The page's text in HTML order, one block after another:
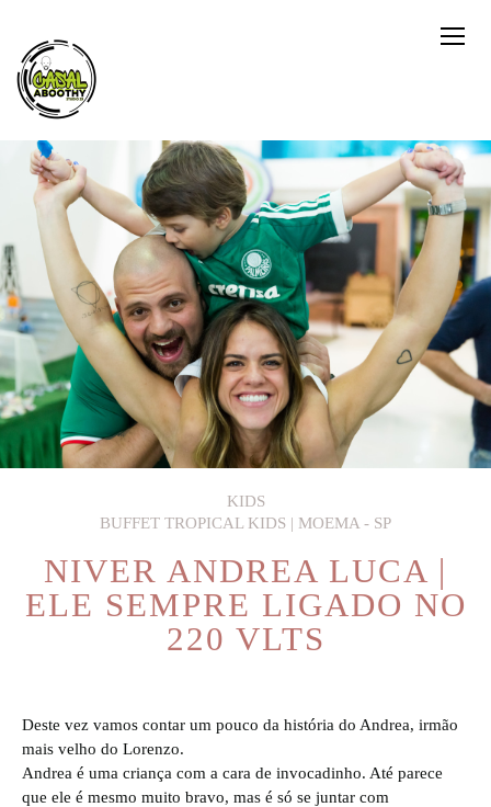
KIDS
BUFFET TROPICAL KIDS | MOEMA - SP
NIVER ANDREA LUCA |
ELE SEMPRE LIGADO NO
220 VLTS
Deste vez vamos contar um pouco da história do Andrea, irmão
mais velho do Lorenzo.
Andrea é uma criança com a cara de invocadinho. Até parece
que ele é mesmo muito bravo, mas é só se juntar com